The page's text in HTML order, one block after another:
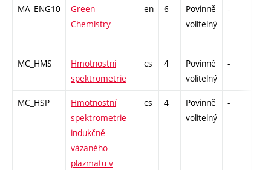
MA_ENG10
Green
Chemistry
en 6
Povinně
volitelný
-
MC_HMS
Hmotnostní
spektrometrie
cs 4
Povinně
volitelný
-
MC_HSP
Hmotnostní
spektrometrie
indukčně
vázaného
plazmatu v
cs 4
Povinně
volitelný
-